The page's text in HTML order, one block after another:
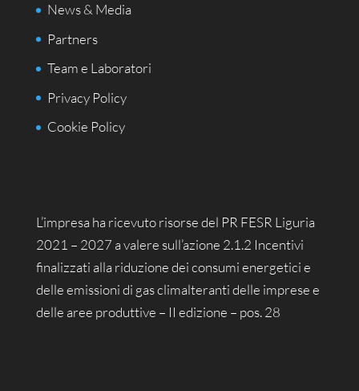
News & Media
Partners
Team e Laboratori
Privacy Policy
Cookie Policy
L’impresa ha ricevuto risorse del PR FESR Liguria
2021 – 2027 a valere sull’azione 2.1.2 Incentivi
finalizzati alla riduzione dei consumi energetici e
delle emissioni di gas climalteranti delle imprese e
delle aree produttive – II edizione – pos. 28